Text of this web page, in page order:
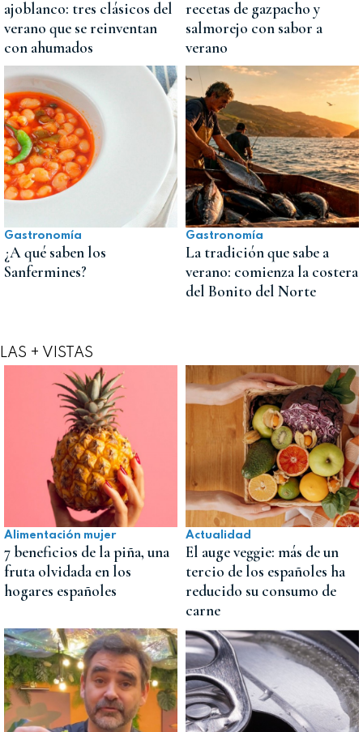
ajoblanco: tres clásicos del
verano que se reinventan
con ahumados
recetas de gazpacho y
salmorejo con sabor a
verano
Gastronomía
¿A qué saben los
Sanfermines?
Gastronomía
La tradición que sabe a
verano: comienza la costera
del Bonito del Norte
LAS + VISTAS
Alimentación mujer
7 beneficios de la piña, una
fruta olvidada en los
hogares españoles
Actualidad
El auge veggie: más de un
tercio de los españoles ha
reducido su consumo de
carne